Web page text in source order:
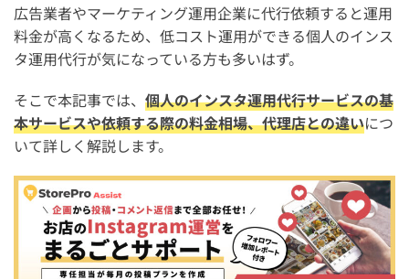
広告業者やマーケティング運用企業に代行依頼すると運用
料金が高くなるため、低コスト運用ができる個人のインス
タ運用代行が気になっている方も多いはず。
そこで本記事では、 個人のインスタ運用代行サービスの基
本サービスや依頼する際の料金相場、代理店との違いにつ
いて詳しく解説します。